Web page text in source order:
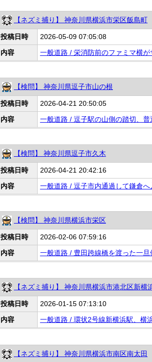
【ネズミ捕り】 神奈川県横浜市栄区飯島町
投稿日時
2026-05-09 07:05:08
内容
一般道路 / 栄消防前のファミマ横が
【検問】 神奈川県逗子市山の根
投稿日時
2026-04-21 20:50:05
内容
一般道路 / 逗子駅の山側の踏切、普
【検問】 神奈川県逗子市久木
投稿日時
2026-04-21 20:42:16
内容
一般道路 / 逗子市内通過して鎌倉へ
【検問】 神奈川県横浜市栄区
投稿日時
2026-02-06 07:59:16
内容
一般道路 / 豊田跨線橋を渡った一旦
【ネズミ捕り】 神奈川県横浜市港北区新横
投稿日時
2026-01-15 07:13:10
内容
一般道路 / 環状2号線新横浜駅、横
【ネズミ捕り】 神奈川県横浜市南区南太田